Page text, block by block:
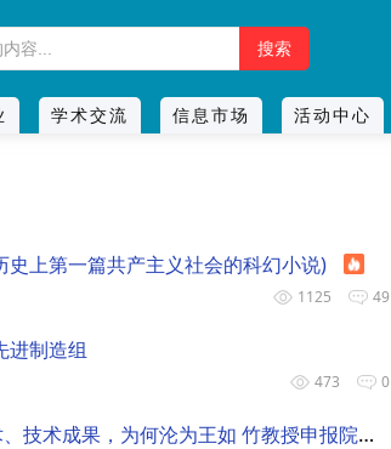
学术交流 信息市场 活动中心
上第一篇共产主义社会的科幻小说)
49
1125
进制造组
0
473
一份关乎中国创新生态的公开信：我们的原创学术、技术成果，为何沦为王如 竹教授申报院士的“嫁衣”？